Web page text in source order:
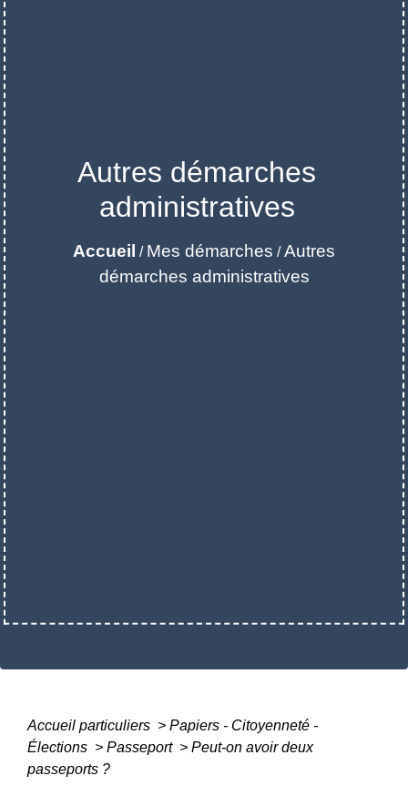
Autres démarches
administratives
Accueil / Mes démarches /Autres
démarches administratives
Accueil particuliers > Papiers - Citoyenneté -
Élections > Passeport > Peut-on avoir deux
passeports ?